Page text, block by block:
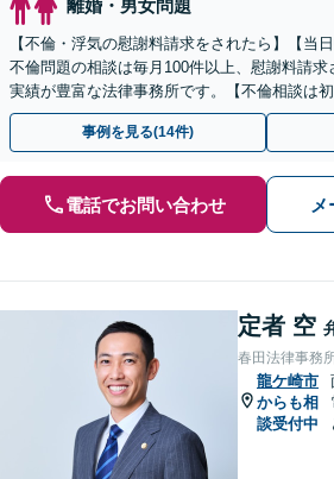
離婚・男女問題
【不倫・浮気の慰謝料請求をされたら】【当
不倫問題の相談は毎月100件以上、慰謝料請
実績が豊富な法律事務所です。【不倫相談は
ご契約まで対応可/来所不要】
事例を見る(14件)
電話でお問い合わせ
定者 空
春田法律事務
龍ケ崎市
からも相
談受付中